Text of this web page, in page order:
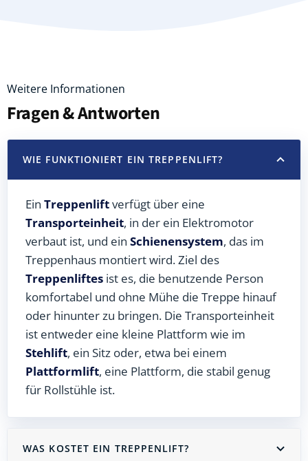
Weitere Informationen
Fragen & Antworten
WIE FUNKTIONIERT EIN TREPPENLIFT?
Ein Treppenliftverfügt über eine
Transporteinheit, in der ein Elektromotor
verbaut ist, und ein Schienensystem, das im
Treppenhaus montiert wird. Ziel des
Treppenliftes ist es, die benutzende Person
komfortabel und ohne Mühe die Treppe hinauf
oder hinunter zu bringen. Die Transporteinheit
ist entweder eine kleine Plattform wie im
Stehlift, ein Sitz oder, etwa bei einem
Plattformlift, eine Plattform, die stabil genug
für Rollstühle ist.
WAS KOSTET EIN TREPPENLIFT?